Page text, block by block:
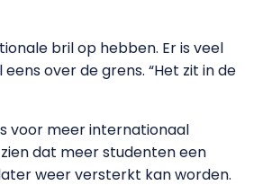
bril op hebben. Er is veel
over de grens. “Het zit in de
voor meer internationaal
dat meer studenten een
weer versterkt kan worden.